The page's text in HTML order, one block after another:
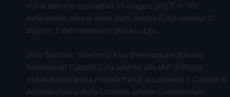
cui al decreto legislativo 15 maggio 2017, n. 70.
Indicazione resa ai sensi della lettera f) del comma 2
dell'art. 5 del medesimo decreto Lgs.
Vita Trentina, tramite la Fisc (Federazione Italiana
Settimanali Cattolici), ha aderito allo IAP (Istituto
dell'Autodisciplina Pubblicitaria) accettando il Codice di
Autodisciplina della Comunicazione Commerciale